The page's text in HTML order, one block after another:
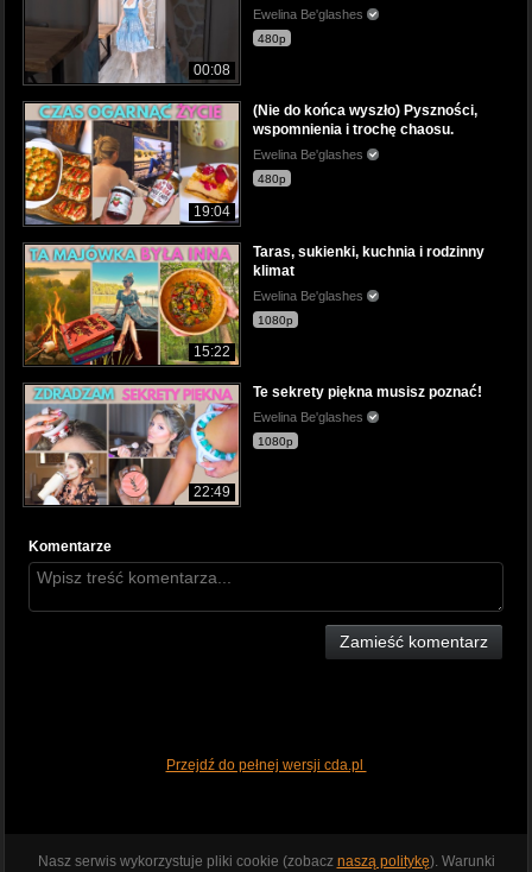
00:08
Ewelina Be'glashes
480p
19:04
(Nie do końca wyszło) Pyszności,
wspomnienia i trochę chaosu.
Ewelina Be'glashes
480p
15:22
Taras, sukienki, kuchnia i rodzinny
klimat
Ewelina Be'glashes
1080p
22:49
Te sekrety piękna musisz poznać!
Ewelina Be'glashes
1080p
Komentarze
Zamieść komentarz
Przejdź do pełnej wersji cda.pl
Nasz serwis wykorzystuje pliki cookie (zobacz naszą politykę). Warunki